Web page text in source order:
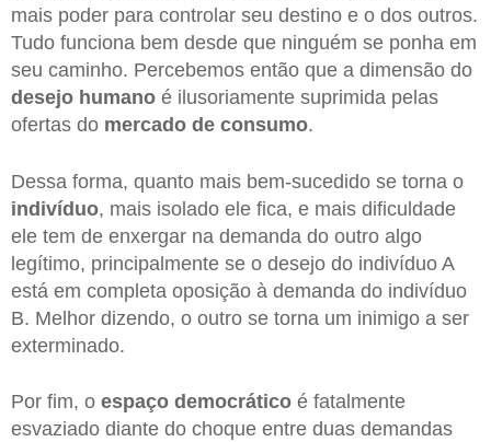
mais poder para controlar seu destino e o dos outros.
Tudo funciona bem desde que ninguém se ponha em
seu caminho. Percebemos então que a dimensão do
desejo humano é ilusoriamente suprimida pelas
ofertas do mercado de consumo.
Dessa forma, quanto mais bem-sucedido se torna o
indivíduo, mais isolado ele fica, e mais dificuldade
ele tem de enxergar na demanda do outro algo
legítimo, principalmente se o desejo do indivíduo A
está em completa oposição à demanda do indivíduo
B. Melhor dizendo, o outro se torna um inimigo a ser
exterminado.
Por fim, o espaço democrático é fatalmente
esvaziado diante do choque entre duas demandas